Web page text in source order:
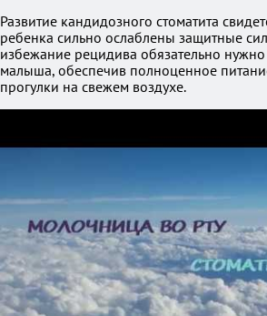
Развитие кандидозного стоматита
ребенка сильно ослаблены защитные
избежание рецидива обязательно нужно
малыша, обеспечив полноценное
прогулки на свежем воздухе.